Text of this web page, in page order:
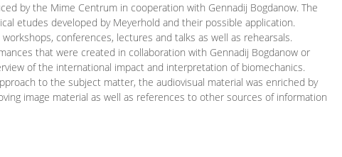
by the Mime Centrum in cooperation with Gennadij Bogdanow. The
etudes developed by Meyerhold and their possible application.
conferences, lectures and talks as well as rehearsals.
that were created in collaboration with Gennadij Bogdanow or
of the international impact and interpretation of biomechanics.
to the subject matter, the audiovisual material was enriched by
image material as well as references to other sources of information